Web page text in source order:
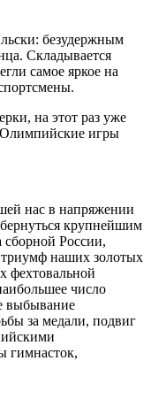
безудержным
Складывается
самое яркое на
на этот раз уже
игры
нас в напряжении
крупнейшим
сборной России,
наших золотых
фехтовальной
число
выбывание
за медали, подвиг
гимнасток,